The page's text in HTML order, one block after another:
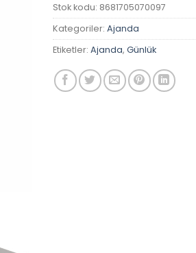
Stok kodu: 8681705070097
Kategoriler: Ajanda
Etiketler: Ajanda, Günlük